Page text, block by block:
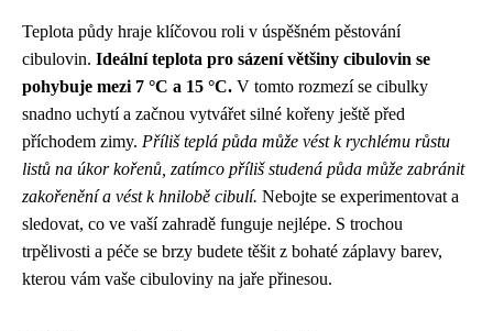
Teplota půdy hraje klíčovou roli v úspěšném pěstování
cibulovin. Ideální teplota pro sázení většiny cibulovin se
pohybuje mezi 7 °C a 15 °C. V tomto rozmezí se cibulky
snadno uchytí a začnou vytvářet silné kořeny ještě před
příchodem zimy. Příliš teplá půda může vést k rychlému růstu
listů na úkor kořenů, zatímco příliš studená půda může zabránit
zakořenění a vést k hnilobě cibulí. Nebojte se experimentovat a
sledovat, co ve vaší zahradě funguje nejlépe. S trochou
trpělivosti a péče se brzy budete těšit z bohaté záplavy barev,
kterou vám vaše cibuloviny na jaře přinesou.